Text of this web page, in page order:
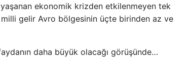
ekonomik krizden etkilenmeyen tek
milli gelir Avro bölgesinin üçte birinden az ve
daha büyük olacağı görüşünde…